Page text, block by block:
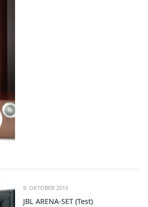
9. OKTOBER 2015
JBL ARENA-SET (Test)